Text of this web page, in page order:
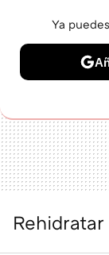
BELLEZA
Rehidratar
Ya